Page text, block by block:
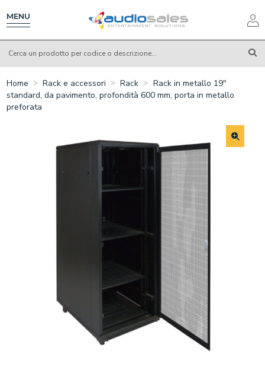
contenuto
principale
MENU
Home Rack e accessori Rack
Rack in metallo 19"
standard, da pavimento, profondità 600 mm, porta in metallo
preforata